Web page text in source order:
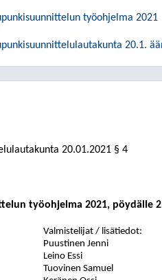
työohjelma 2021
20.1.
20.01.2021 § 4
työohjelma 2021, pöydälle
Valmistelijat / lisätiedot:
Puustinen Jenni
Leino Essi
Tuovinen Samuel